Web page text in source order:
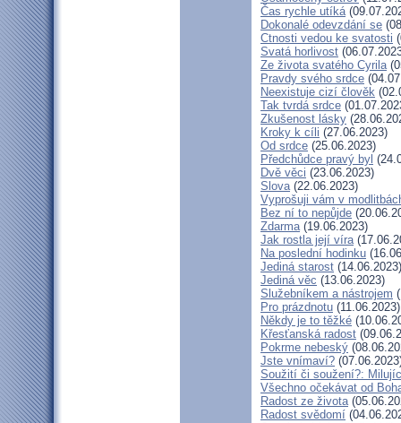
Čas rychle utíká
Dokonalé odevzdání se
Ctnosti vedou ke svatosti
Svatá horlivost
Ze života svatého Cyrila
Pravdy svého srdce
Neexistuje cizí člověk
Tak tvrdá srdce
Zkušenost lásky
Kroky k cíli (27.06.2023)
Od srdce (25.06.2023)
Předchůdce pravý byl
Dvě věci (23.06.2023)
Slova(22.06.2023)
Vyprošuji vám v
Bez ní to nepůjde
Zdarma(19.06.2023)
Jak rostla její víra
Na poslední hodinku
Jediná starost (14.06.2023)
Jediná věc (13.06.2023)
Služebníkem a nástrojem
Pro prázdnotu (11.06.2023)
Někdy je to těžké
Křesťanská radost
Pokrme nebeský
Jste vnímaví?
Soužití či soužení?:
Všechno očekávat od
Radost ze života
Radost svědomí